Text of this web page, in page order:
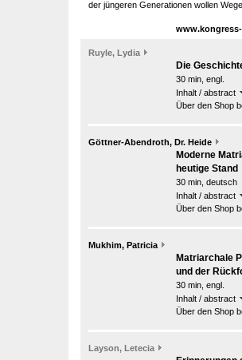
der jüngeren Generationen wollen
Ruyle, Lydia
Die
30 min, engl.
Inhalt / abstract
Über den Shop
Göttner-Abendroth, Dr. Heide
Moderne
heutige Stand
30 min, deutsch
Inhalt / abstract
Über den Shop
Mukhim, Patricia
Matriarchale
und der
30 min, engl.
Inhalt / abstract
Über den Shop
Layson, Letecia